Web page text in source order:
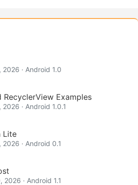
2026 · Android 1.0
RecyclerView Examples
· Android 1.0.1
Lite
2026 · Android 0.1
2026 · Android 1.1